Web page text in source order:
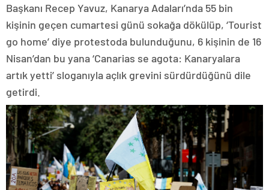
Başkanı Recep Yavuz, Kanarya Adaları’nda 55 bin
kişinin geçen cumartesi günü sokağa dökülüp, ‘Tourist
go home’ diye protestoda bulunduğunu, 6 kişinin de 16
Nisan’dan bu yana ‘Canarias se agota: Kanaryalara
artık yetti’ sloganıyla açlık grevini sürdürdüğünü dile
getirdi.